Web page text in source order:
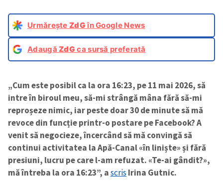
Urmărește ZdGîn Google News
AdaugăZdG ca sursă preferată
„Cum este posibil ca la ora 16:23, pe 11 mai 2026, să
intre în biroul meu, să-mi strângă mâna fără să-mi
reproșeze nimic, iar peste doar 30 de minute să mă
revoce din funcție printr-o postare pe Facebook? A
venit să negocieze, încercând să mă convingă să
continui activitatea la Apă-Canal «în liniște» și fără
presiuni, lucru pe care l-am refuzat. «Te-ai gândit?»,
mă întreba la ora 16:23”, ascris Irina Gutnic.